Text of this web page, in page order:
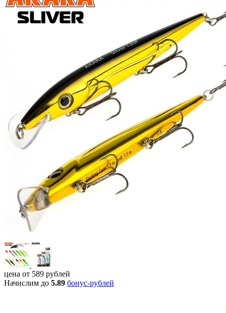
цена от 589 рублей
Начислим до 5.89 бонус-рублей